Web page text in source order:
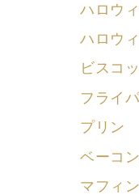
ハロウ
ハロウ
ビスコ
フライ
プリン
ベーコ
マフィン